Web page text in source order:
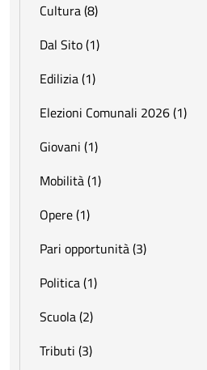
Cultura (8)
Dal Sito (1)
Edilizia (1)
Elezioni Comunali 2026 (1)
Giovani (1)
Mobilità (1)
Opere (1)
Pari opportunità (3)
Politica (1)
Scuola (2)
Tributi (3)